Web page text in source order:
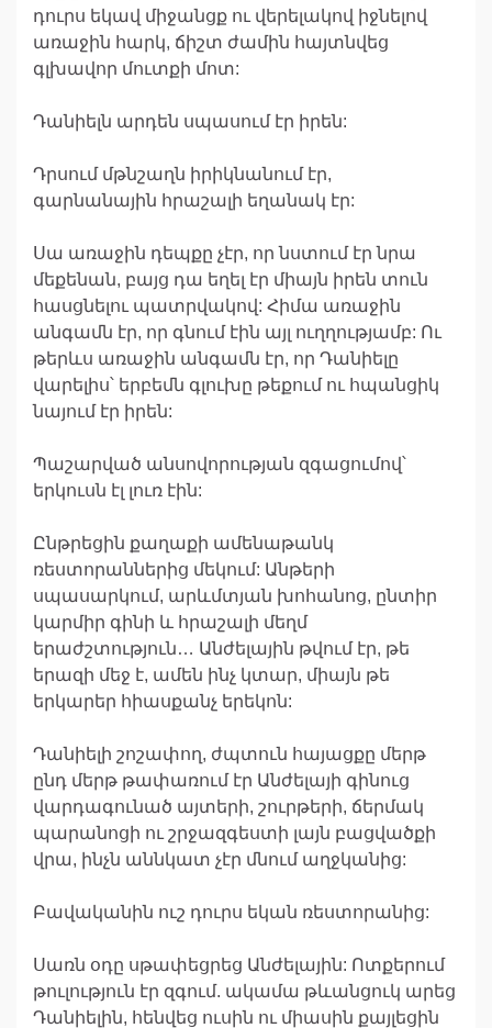
դուրս եկավ միջանցք ու վերելակով իջնելով
առաջին հարկ, ճիշտ ժամին հայտնվեց
գլխավոր մուտքի մոտ:
Դանիելն արդեն սպասում էր իրեն:
Դրսում մթնշաղն իրիկնանում էր,
գարնանային հրաշալի եղանակ էր:
Սա առաջին դեպքը չէր, որ նստում էր նրա
մեքենան, բայց դա եղել էր միայն իրեն տուն
հասցնելու պատրվակով: Հիմա առաջին
անգամն էր, որ գնում էին այլ ուղղությամբ: Ու
թերևս առաջին անգամն էր, որ Դանիելը
վարելիս՝ երբեմն գլուխը թեքում ու հպանցիկ
նայում էր իրեն:
Պաշարված անսովորության զգացումով՝
երկուսն էլ լուռ էին:
Ընթրեցին քաղաքի ամենաթանկ
ռեստորաններից մեկում: Անթերի
սպասարկում, արևմտյան խոհանոց, ընտիր
կարմիր գինի և հրաշալի մեղմ
երաժշտություն… Անժելային թվում էր, թե
երազի մեջ է, ամեն ինչ կտար, միայն թե
երկարեր հիասքանչ երեկոն:
Դանիելի շոշափող, ժպտուն հայացքը մերթ
ընդ մերթ թափառում էր Անժելայի գինուց
վարդագունած այտերի, շուրթերի, ճերմակ
պարանոցի ու շրջազգեստի լայն բացվածքի
վրա, ինչն աննկատ չէր մնում աղջկանից:
Բավականին ուշ դուրս եկան ռեստորանից:
Սառն օդը սթափեցրեց Անժելային: Ոտքերում
թուլություն էր զգում. ակամա թևանցուկ արեց
Դանիելին, հենվեց ուսին ու միասին քայլեցին